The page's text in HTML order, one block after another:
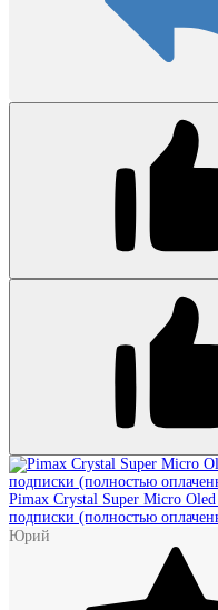
Pimax Crystal Super Micro
подписки (полностью
Юрий